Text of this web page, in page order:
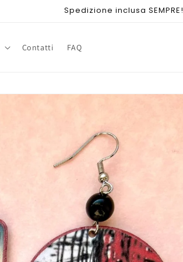
Spedizione inclusa SEMPRE!
Contatti FAQ